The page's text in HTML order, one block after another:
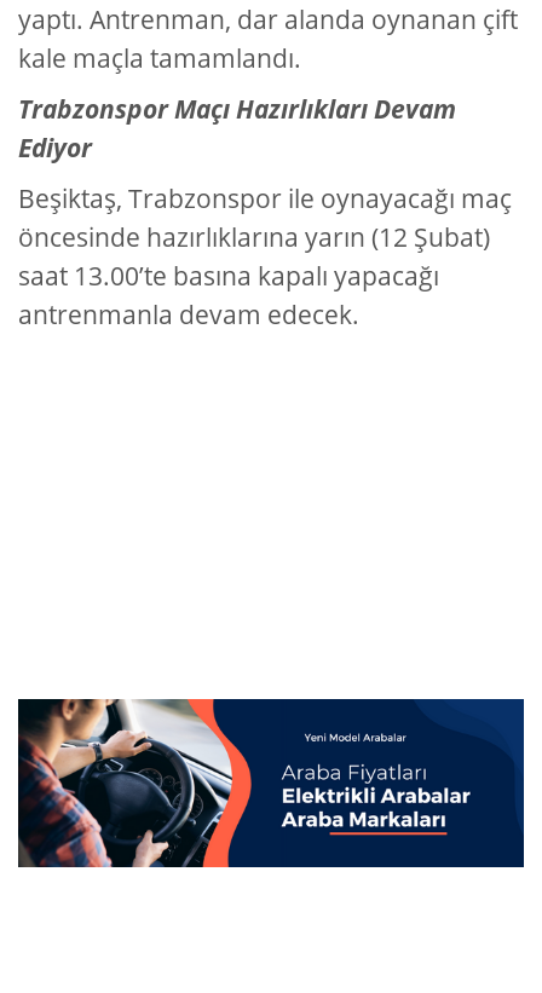
yaptı. Antrenman, dar alanda oynanan çift
kale maçla tamamlandı.
Trabzonspor Maçı Hazırlıkları Devam
Ediyor
Beşiktaş, Trabzonspor ile oynayacağı maç
öncesinde hazırlıklarına yarın (12 Şubat)
saat 13.00’te basına kapalı yapacağı
antrenmanla devam edecek.